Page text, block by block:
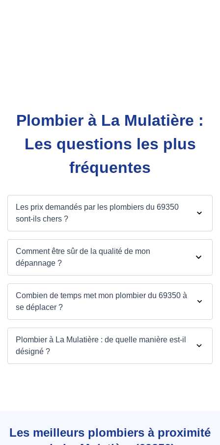
Plombier à La Mulatière :
Les questions les plus
fréquentes
Les prix demandés par les plombiers du 69350
sont-ils chers ?
Comment être sûr de la qualité de mon
dépannage ?
Combien de temps met mon plombier du 69350 à
se déplacer ?
Plombier à La Mulatière : de quelle manière est-il
désigné ?
Les meilleurs plombiers à proximité